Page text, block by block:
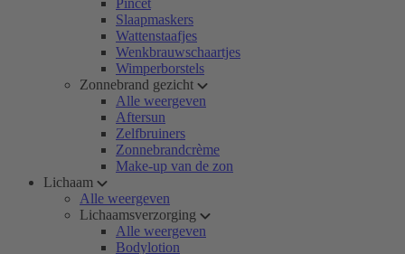
Pincet
Slaapmaskers
Wattenstaafjes
Wenkbrauwschaartjes
Wimperborstels
Zonnebrand gezicht
Alle weergeven
Aftersun
Zelfbruiners
Zonnebrandcrème
Make-up van de zon
Lichaam
Alle weergeven
Lichaamsverzorging
Alle weergeven
Bodylotion